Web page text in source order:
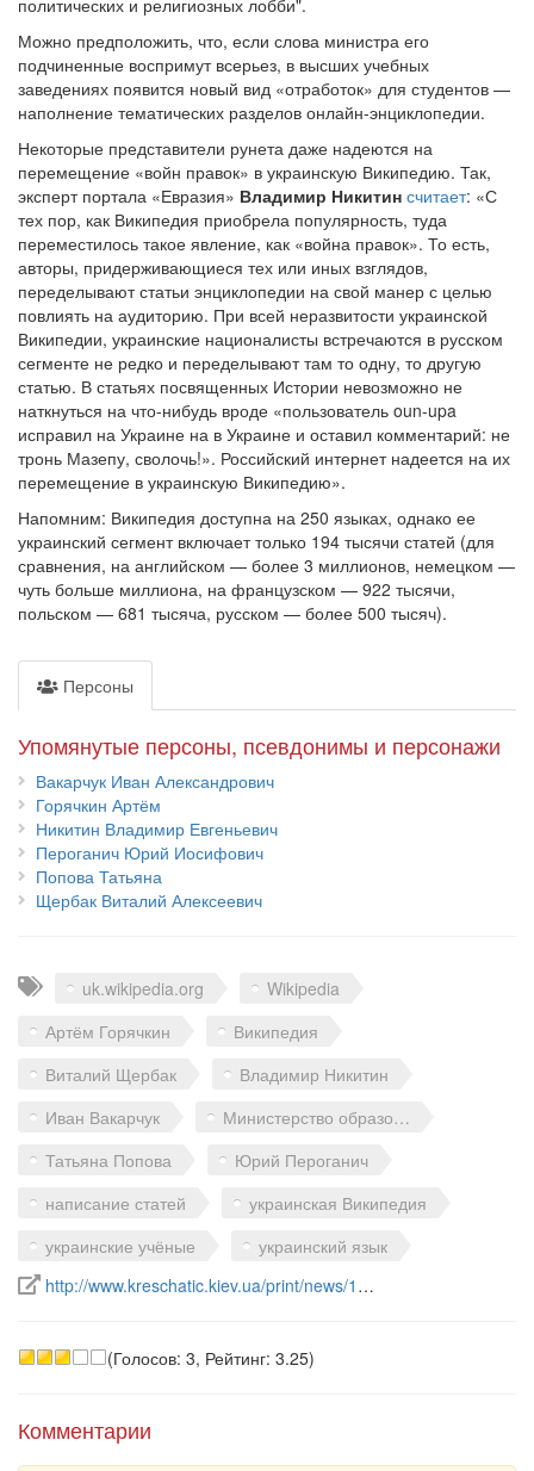
Можно предположить, что, если слова министра его
подчиненные воспримут всерьез, в высших учебных
заведениях появится новый вид «отработок» для студентов —
наполнение тематических разделов онлайн-энциклопедии.
Некоторые представители рунета даже надеются на
перемещение «войн правок» в украинскую Википедию. Так,
эксперт портала «Евразия» Владимир Никитин считает: «С
тех пор, как Википедия приобрела популярность, туда
переместилось такое явление, как «война правок». То есть,
авторы, придерживающиеся тех или иных взглядов,
переделывают статьи энциклопедии на свой манер с целью
повлиять на аудиторию. При всей неразвитости украинской
Википедии, украинские националисты встречаются в русском
сегменте не редко и переделывают там то одну, то другую
статью. В статьях посвященных Истории невозможно не
наткнуться на что-нибудь вроде «пользователь oun-upa
исправил на Украине на в Украине и оставил комментарий: не
тронь Мазепу, сволочь!». Российский интернет надеется на их
перемещение в украинскую Википедию».
Напомним: Википедия доступна на 250 языках, однако ее
украинский сегмент включает только 194 тысячи статей (для
сравнения, на английском — более 3 миллионов, немецком —
чуть больше миллиона, на французском — 922 тысячи,
польском — 681 тысяча, русском — более 500 тысяч).
Персоны
Упомянутые персоны, псевдонимы и персонажи
Вакарчук Иван Александрович
Горячкин Артём
Никитин Владимир Евгеньевич
Пероганич Юрий Иосифович
Попова Татьяна
Щербак Виталий Алексеевич
Теги uk.wikipedia.org
Wikipedia
Артём Горячкин
Википедия
Виталий Щербак
Владимир Никитин
Иван Вакарчук
Министерство образования и науки Украины
Татьяна Попова
Юрий Пероганич
написание статей
украинская Википедия
украинские учёные
украинский язык
Ссылка на источник в интернете
http://www.kreschatic.kiev.ua/print/news/1268149522.htm...
(Голосов: 3, Рейтинг: 3.25)
Комментарии